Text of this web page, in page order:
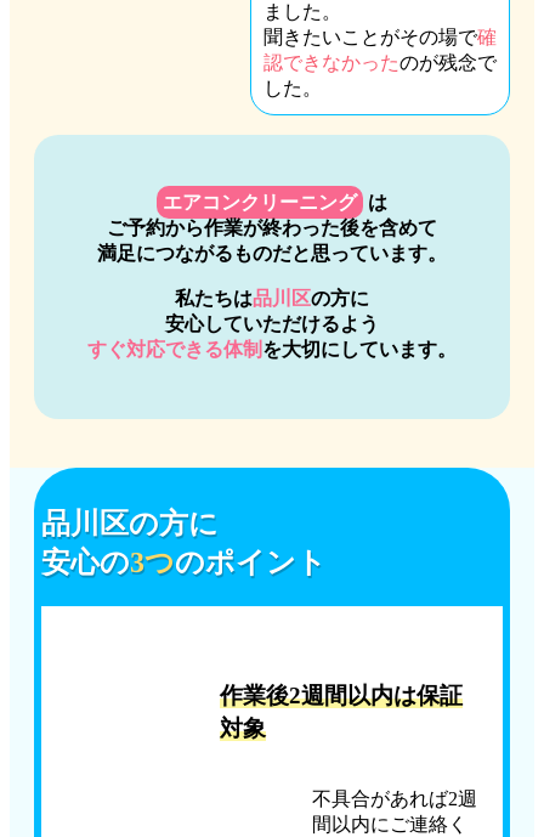
ました。
聞きたいことがその場で確
認できなかったのが残念で
した。
エアコンクリーニング は
ご予約から作業が終わった後を含めて
満足につながるものだと思っています。
私たちは品川区の方に
安心していただけるよう
すぐ対応できる体制 を大切にしています。
品川区の方に
安心の3つのポイント
作業後2週間以内は保証
対象
不具合があれば2週
間以内にご連絡く